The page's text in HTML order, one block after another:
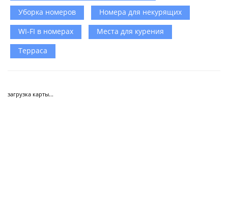
Уборка номеров
Номера для некурящих
WI-FI в номерах
Места для курения
Терраса
загрузка карты...